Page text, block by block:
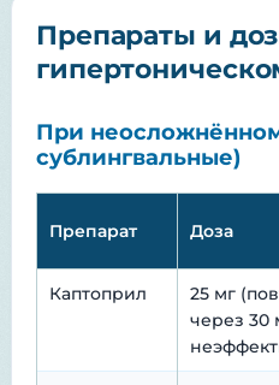
Препараты и
При
сублингвальные)
Препарат Доза
Каптоприл
25 мг
через 30